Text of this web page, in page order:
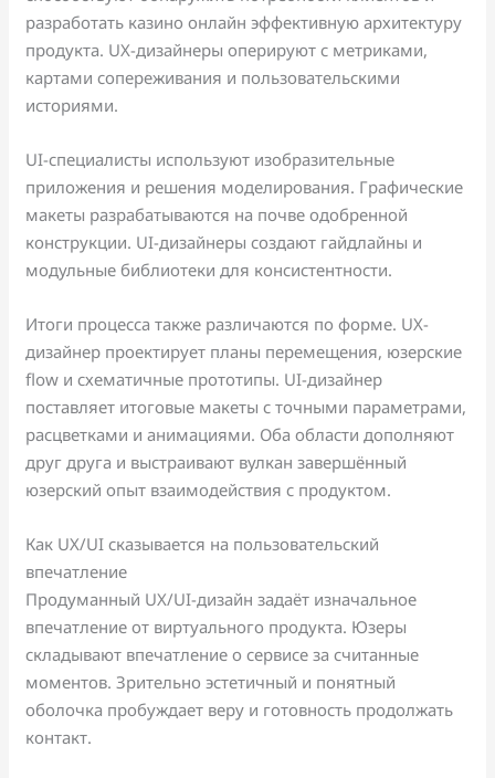
разработать казино онлайн эффективную архитектуру
продукта. UX-дизайнеры оперируют с метриками,
картами сопереживания и пользовательскими
историями.
UI-специалисты используют изобразительные
приложения и решения моделирования. Графические
макеты разрабатываются на почве одобренной
конструкции. UI-дизайнеры создают гайдлайны и
модульные библиотеки для консистентности.
Итоги процесса также различаются по форме. UX-
дизайнер проектирует планы перемещения, юзерские
flow и схематичные прототипы. UI-дизайнер
поставляет итоговые макеты с точными параметрами,
расцветками и анимациями. Оба области дополняют
друг друга и выстраивают вулкан завершённый
юзерский опыт взаимодействия с продуктом.
Как UX/UI сказывается на пользовательский
впечатление
Продуманный UX/UI-дизайн задаёт изначальное
впечатление от виртуального продукта. Юзеры
складывают впечатление о сервисе за считанные
моментов. Зрительно эстетичный и понятный
оболочка пробуждает веру и готовность продолжать
контакт.